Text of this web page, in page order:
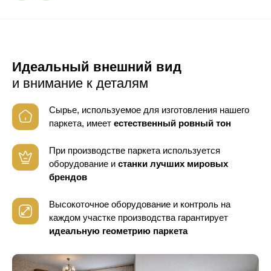
Идеальный внешний вид
и внимание к деталям
Сырье, используемое для изготовления нашего
паркета, имеет естественный ровный тон
При производстве паркета используется
оборудование и станки лучших мировых
брендов
Высокоточное оборудование и контроль на
каждом участке производства гарантирует
идеальную геометрию паркета